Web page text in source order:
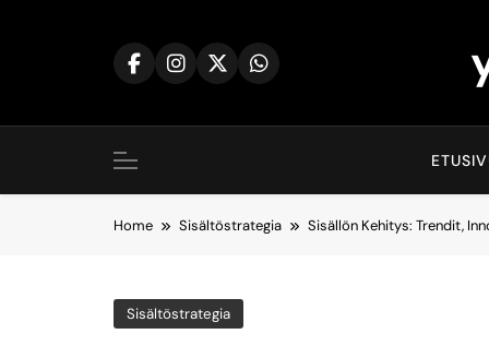
Home Sisältöstrategia Sisällön Kehitys: Trendit,
Sisältöstrategia